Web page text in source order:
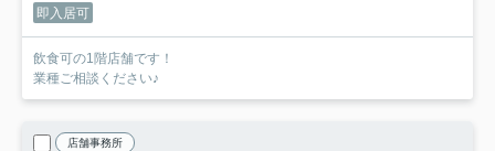
即入居可
飲食可の1階店舗です！
業種ご相談ください♪
店舗事務所